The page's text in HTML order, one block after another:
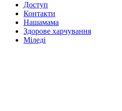
Доступ
Контакти
Нашамама
Здорове харчування
Міледі